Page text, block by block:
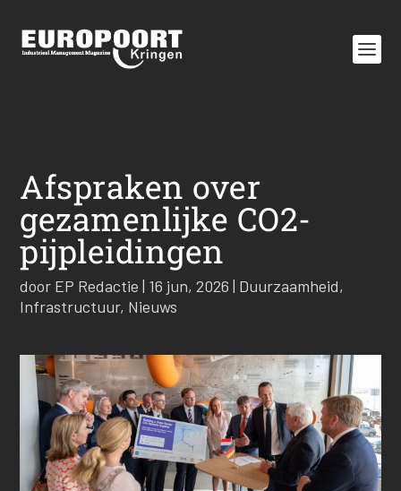
Afspraken over
gezamenlijke CO2-
pijpleidingen
door EP Redactie | 16 jun, 2026 | Duurzaamheid,
Infrastructuur, Nieuws